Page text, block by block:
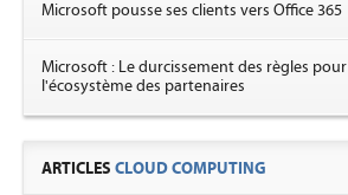
Microsoft pousse ses clients vers Office 365
Microsoft : Le durcissement des règles
l'écosystème des partenaires
ARTICLES CLOUD COMPUTING